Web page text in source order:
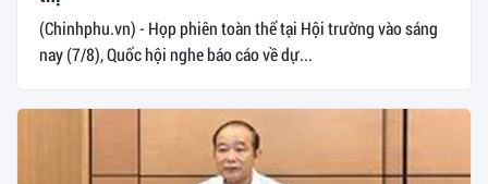
(Chinhphu.vn) - Họp phiên toàn thể tại Hội trường vào sáng
nay (7/8), Quốc hội nghe báo cáo về dự...